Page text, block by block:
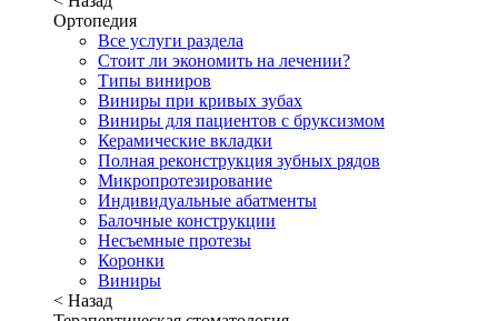
Ортопедия
Все услуги раздела
Стоит ли экономить на лечении?
Типы виниров
Виниры при кривых зубах
Виниры для пациентов с бруксизмом
Керамические вкладки
Полная реконструкция зубных рядов
Микропротезирование
Индивидуальные абатменты
Балочные конструкции
Несъемные протезы
Коронки
Виниры
< Назад